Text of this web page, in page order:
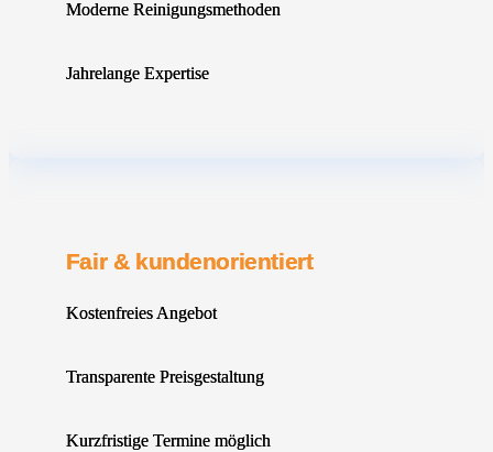
Moderne Reinigungsmethoden
Jahrelange Expertise
Fair & kundenorientiert
Kostenfreies Angebot
Transparente Preisgestaltung
Kurzfristige Termine möglich